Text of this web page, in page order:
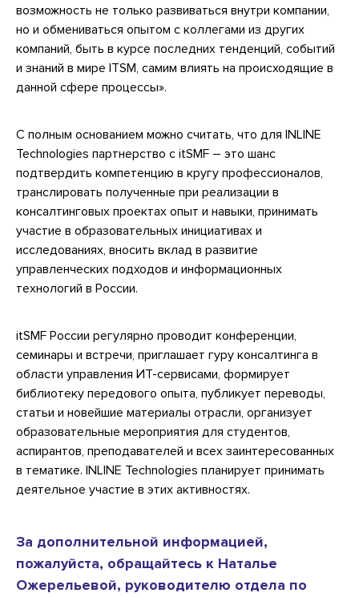
возможность не только развиваться внутри компании,
но и обмениваться опытом с коллегами из других
компаний, быть в курсе последних тенденций, событий
и знаний в мире ITSM, самим влиять на происходящие в
данной сфере процессы».
С полным основанием можно считать, что для INLINE
Technologies партнерство с itSMF – это шанс
подтвердить компетенцию в кругу профессионалов,
транслировать полученные при реализации в
консалтинговых проектах опыт и навыки, принимать
участие в образовательных инициативах и
исследованиях, вносить вклад в развитие
управленческих подходов и информационных
технологий в России.
itSMF России регулярно проводит конференции,
семинары и встречи, приглашает гуру консалтинга в
области управления ИТ-сервисами, формирует
библиотеку передового опыта, публикует переводы,
статьи и новейшие материалы отрасли, организует
образовательные мероприятия для студентов,
аспирантов, преподавателей и всех заинтересованных
в тематике. INLINE Technologies планирует принимать
деятельное участие в этих активностях.
За дополнительной информацией,
пожалуйста, обращайтесь к Наталье
Ожерельевой, руководителю отдела по